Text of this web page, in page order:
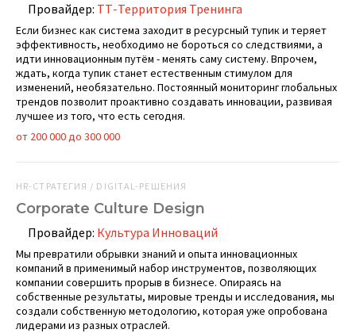
Провайдер: ТТ-Территория Тренинга
Если бизнес как система заходит в ресурсный тупик и теряет
эффек­тивность, необходимо не бороться со следствиями, а
идти инновационным путём - менять саму систему. Впрочем,
ждать, когда тупик станет естественным стимулом для
изменений, необязательно. Постоянный мониторинг глобальных
трендов позволит проактивно создавать инновации, развивая
лучшее из того, что есть сегодня.
от 200 000 до 300 000
HR-СТРАТЕГИЯ / DIGITAL-РЕШЕНИЯ
Corporate Culture Design
Провайдер: Культура Инноваций
Мы превратили обрывки знаний и опыта инновационных
компаний в применимый набор инструментов, позволяющих
компании совершить прорыв в бизнесе. Опираясь на
собственные результаты, мировые тренды и исследования, мы
создали собственную методологию, которая уже опробована
лидерами из разных отраслей.